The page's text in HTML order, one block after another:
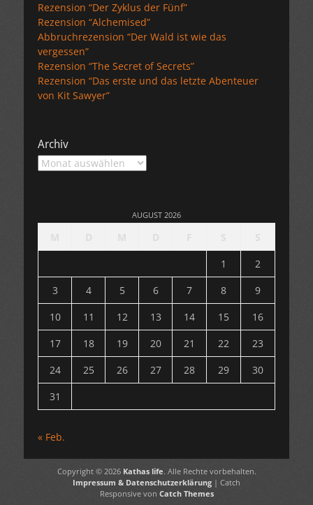
Rezension “Der Zyklus der Fünf”
Rezension “Alchemised”
Abbruchrezension “Der Wald ist wie das
vergessen”
Rezension “The Secret of Secrets”
Rezension “Das erste und das letzte Abenteuer
von Kit Sawyer”
Archiv
Archiv
AUGUST 2026
1
2
3
4 5 6 7 8
9
10
11 12 13 14 15
16
17
18 19 20 21 22
23
24
25 26 27 28 29
30
31
« Feb.
Copyright © 2026 Kathas life. Alle Rechte vorbehalten.
Impressum & Datenschutzerklärung | Catch
Responsive von Catch Themes